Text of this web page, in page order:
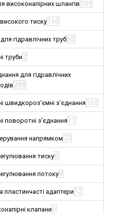
високонапірних шлангів 339
тиску 160
гідравлічних труб55
труби 2
для гідравлічних
288
швидкороз'ємні з'єднання 162
поворотні з'єднання 11
напрямком33
тиску6
потоку9
пластинчасті адаптери 12
клапани 6